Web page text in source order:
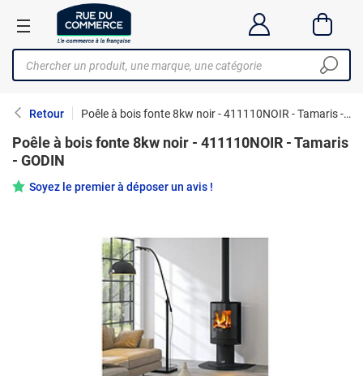
Retour Poêle à bois fonte 8kw noir - 411110NOIR - Tamaris - GODIN
Poêle à bois fonte 8kw noir - 411110NOIR - Tamaris
- GODIN
Soyez le premier à déposer un avis !